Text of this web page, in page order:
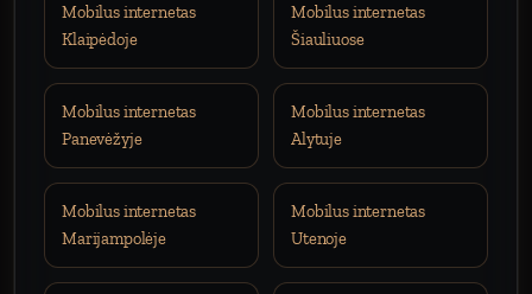
Mobilus internetas
Klaipėdoje
Mobilus internetas
Šiauliuose
Mobilus internetas
Panevėžyje
Mobilus internetas
Alytuje
Mobilus internetas
Marijampolėje
Mobilus internetas
Utenoje